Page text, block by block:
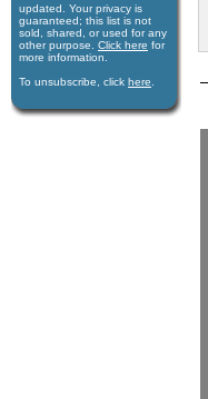
updated. Your privacy is
guaran­teed; this list is not
sold, shared, or used for any
other purpose. Click here for
more infor­mation.
To unsubscribe, click here